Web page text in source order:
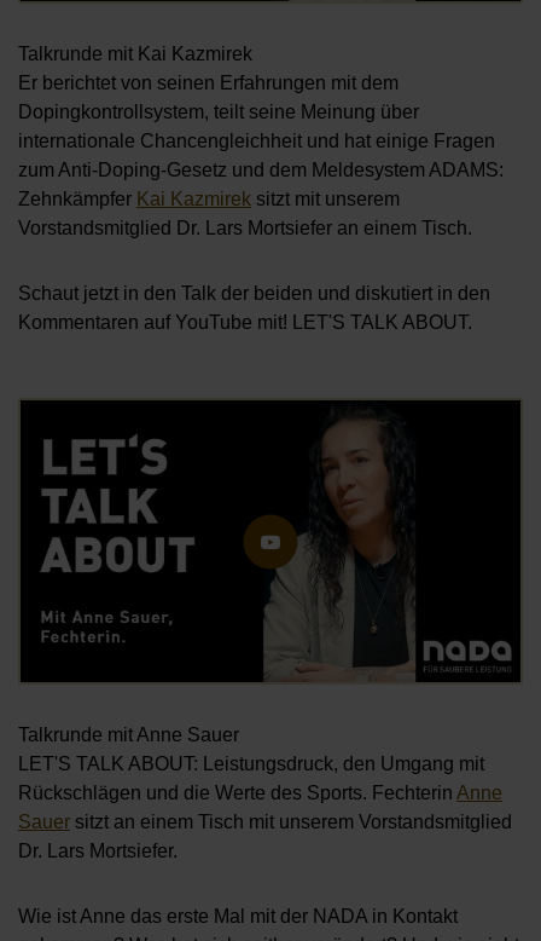
Talkrunde mit Kai Kazmirek
Er berichtet von seinen Erfahrungen mit dem
Dopingkontrollsystem, teilt seine Meinung über
internationale Chancengleichheit und hat einige Fragen
zum Anti-Doping-Gesetz und dem Meldesystem ADAMS:
Zehnkämpfer Kai Kazmirek sitzt mit unserem
Vorstandsmitglied Dr. Lars Mortsiefer an einem Tisch.
Schaut jetzt in den Talk der beiden und diskutiert in den
Kommentaren auf YouTube mit! LET'S TALK ABOUT.
Talkrunde mit Anne Sauer
LET'S TALK ABOUT: Leistungsdruck, den Umgang mit
Rückschlägen und die Werte des Sports. Fechterin Anne
Sauer sitzt an einem Tisch mit unserem Vorstandsmitglied
Dr. Lars Mortsiefer.
Wie ist Anne das erste Mal mit der NADA in Kontakt